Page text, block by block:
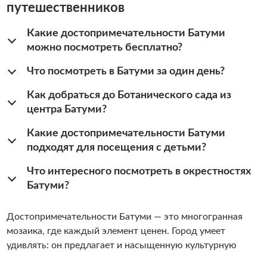
путешественников
Какие достопримечательности Батуми
можно посмотреть бесплатно?
Что посмотреть в Батуми за один день?
Как добраться до Ботанического сада из
центра Батуми?
Какие достопримечательности Батуми
подходят для посещения с детьми?
Что интересного посмотреть в окрестностях
Батуми?
Достопримечательности Батуми — это многогранная
мозаика, где каждый элемент ценен. Город умеет
удивлять: он предлагает и насыщенную культурную